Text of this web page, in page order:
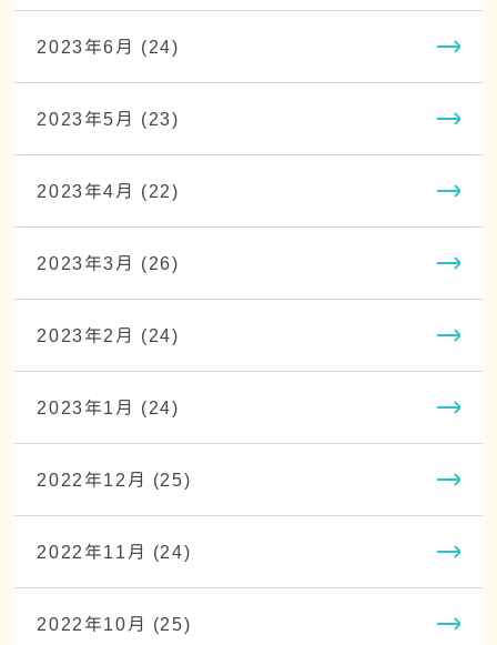
2023年6月 (24)
2023年5月 (23)
2023年4月 (22)
2023年3月 (26)
2023年2月 (24)
2023年1月 (24)
2022年12月 (25)
2022年11月 (24)
2022年10月 (25)